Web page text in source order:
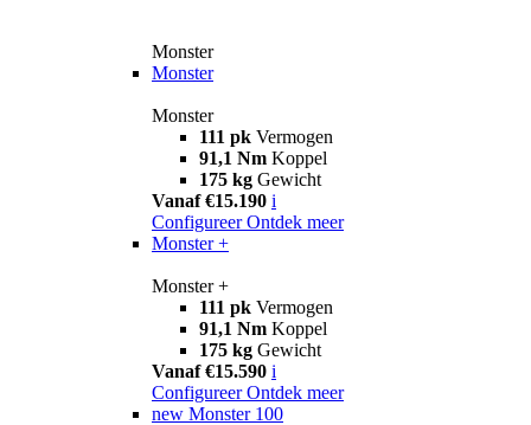
Monster
Monster
Monster
111 pk Vermogen
91,1 Nm Koppel
175 kg Gewicht
Vanaf €15.190 i
Configureer Ontdek meer
Monster +
Monster +
111 pk Vermogen
91,1 Nm Koppel
175 kg Gewicht
Vanaf €15.590 i
Configureer Ontdek meer
new Monster 100